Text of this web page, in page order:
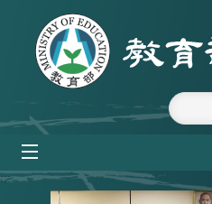
跳到主要內容區塊
:::